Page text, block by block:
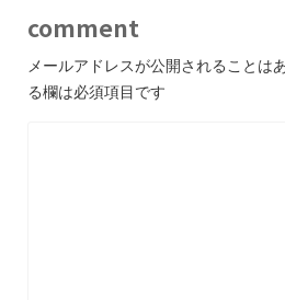
comment
メールアドレスが公開されることは
る欄は必須項目です